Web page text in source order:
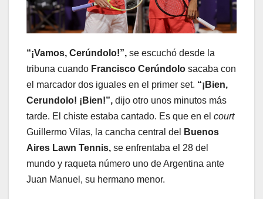
“¡Vamos, Cerúndolo!”, se escuchó desde la
tribuna cuando Francisco Cerúndolo sacaba con
el marcador dos iguales en el primer set. “¡Bien,
Cerundolo! ¡Bien!”, dijo otro unos minutos más
tarde. El chiste estaba cantado. Es que en el court
Guillermo Vilas, la cancha central del
Buenos
Aires Lawn Tennis, se enfrentaba el 28 del
mundo y raqueta número uno de Argentina ante
Juan Manuel, su hermano menor.